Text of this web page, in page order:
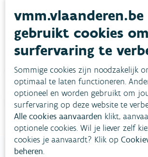
Heb je vragen?
Bekijk het overzicht van
Niet gevonden wat je zocht?
contactformulier in.
Bel gratis 1700
vmm.vlaanderen.be
gebruikt cookies
surfervaring te
Sommige cookies zijn noodzakelijk
optimaal te laten functioneren.
optioneel en worden gebruikt om
surfervaring op deze website te
Alle cookies aanvaarden klikt,
optionele cookies. Wil je liever zelf
cookies je aanvaardt? Klik op
beheren.